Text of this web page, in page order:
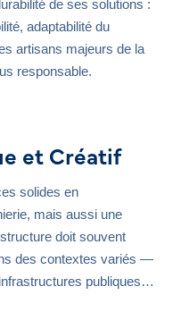
de ses solutions :
adaptabilité du
artisans majeurs de la
responsable.
et Créatif
solides en
mais aussi une
doit souvent
des contextes variés —
publiques…